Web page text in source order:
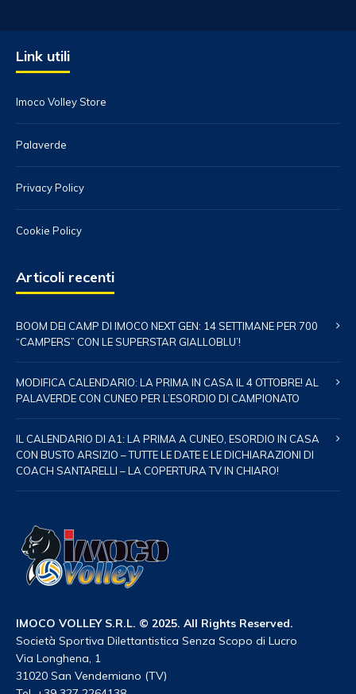
Link utili
Imoco Volley Store
Palaverde
Privacy Policy
Cookie Policy
Articoli recenti
BOOM DEI CAMP DI IMOCO NEXT GEN: 14 SETTIMANE PER 700
“CAMPERS” CON LE SUPERSTAR GIALLOBLU’!
MODIFICA CALENDARIO: LA PRIMA IN CASA IL 4 OTTOBRE! AL
PALAVERDE CON CUNEO PER L’ESORDIO DI CAMPIONATO
IL CALENDARIO DI A1: LA PRIMA A CUNEO, ESORDIO IN CASA
CON BUSTO ARSIZIO – TUTTE LE DATE E LE DICHIARAZIONI DI
COACH SANTARELLI – LA COPERTURA TV IN CHIARO!
IMOCO VOLLEY S.R.L. © 2025. All Rights Reserved.
Società Sportiva Dilettantistica Senza Scopo di Lucro
Via Longhena, 1
31020 San Vendemiano (TV)